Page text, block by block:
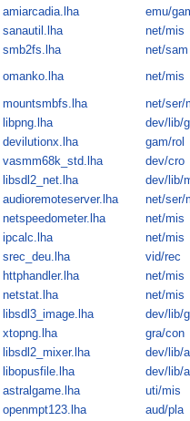
amiarcadia.lha
emu/
sanautil.lha
net/mis
smb2fs.lha
net/sam
omanko.lha
net/mis
mountsmbfs.lha
net/ser/
libpng.lha
dev/lib/
devilutionx.lha
gam/rol
vasmm68k_std.lha
dev/cro
libsdl2_net.lha
dev/lib/
audioremoteserver.lha
net/ser/
netspeedometer.lha
net/mis
ipcalc.lha
net/mis
srec_deu.lha
vid/rec
httphandler.lha
net/mis
netstat.lha
net/mis
libsdl3_image.lha
dev/lib/
xtopng.lha
gra/con
libsdl2_mixer.lha
dev/lib/
libopusfile.lha
dev/lib/
astralgame.lha
uti/mis
openmpt123.lha aud/pla